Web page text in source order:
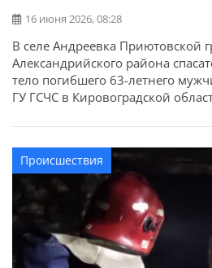
16 июня 2026, 08:28
В селе Андреевка Приютовской
Александрийского района
тело погибшего 63-летнего
ГУ ГСЧС в Кировоградской
местах, не заходите в воду в
опьянения, не оставляйте
заплывайте далеко от берега.
Происшествия